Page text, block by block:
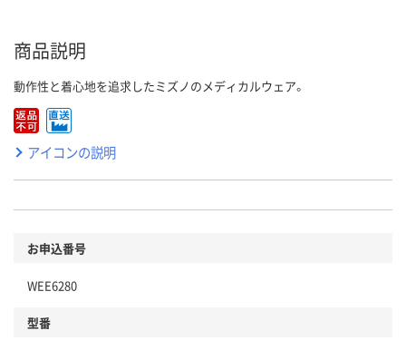
商品説明
動作性と着心地を追求したミズノのメディカルウェア。
アイコンの説明
お申込番号
WEE6280
型番